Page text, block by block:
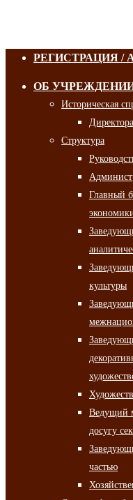
РЕГИСТРАЦИЯ /
ОБ
Историческая
Структура
Главный
культуры
Ведущий
досугу
частью